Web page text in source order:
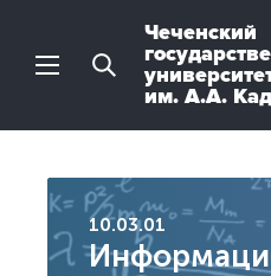
Чеченский
им. А.А.
10.03.01